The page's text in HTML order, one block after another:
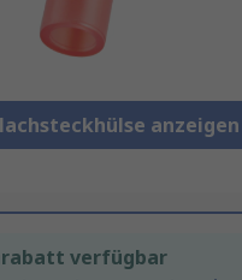
anzeigen
verfügbar